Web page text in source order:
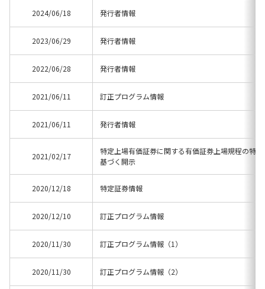
2024/06/18 発行者情報
2023/06/29 発行者情報
2022/06/28 発行者情報
2021/06/11 訂正プログラム情報
2021/06/11 発行者情報
2021/02/17
特定上場有価証券に関する有価証券上場規程の特
基づく開示
2020/12/18 特定証券情報
2020/12/10 訂正プログラム情報
2020/11/30 訂正プログラム情報（1）
2020/11/30 訂正プログラム情報（2）